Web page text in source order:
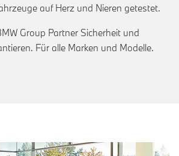
auf Herz und Nieren getestet.
Group Partner Sicherheit und
Für alle Marken und Modelle.